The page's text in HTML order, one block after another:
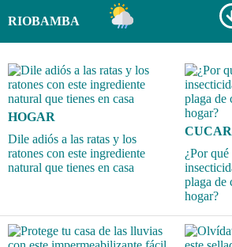
RIOBAMBA
HOGAR
Dile adiós a las ratas y los
ratones con este ingrediente
natural que tienes en casa
¿Por qué
plaga de
hogar?